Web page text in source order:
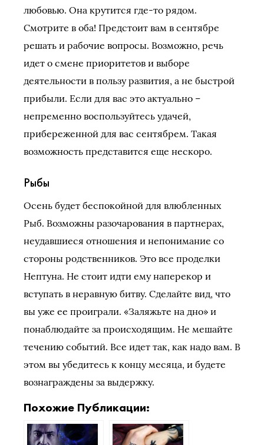
любовью. Она крутится где-то рядом.
Смотрите в оба! Предстоит вам в сентябре
решать и рабочие вопросы. Возможно, речь
идет о смене приоритетов и выборе
деятельности в пользу развития, а не быстрой
прибыли. Если для вас это актуально –
непременно воспользуйтесь удачей,
прибереженной для вас сентябрем. Такая
возможность представится еще нескоро.
Рыбы
Осень будет беспокойной для влюбленных
Рыб. Возможны разочарования в партнерах,
неудавшиеся отношения и непонимание со
стороны родственников. Это все проделки
Нептуна. Не стоит идти ему наперекор и
вступать в неравную битву. Сделайте вид, что
вы уже ее проиграли. «Заляжьте на дно» и
понаблюдайте за происходящим. Не мешайте
течению событий. Все идет так, как надо вам. В
этом вы убедитесь к концу месяца, и будете
вознаграждены за выдержку.
Похожие Публикации: